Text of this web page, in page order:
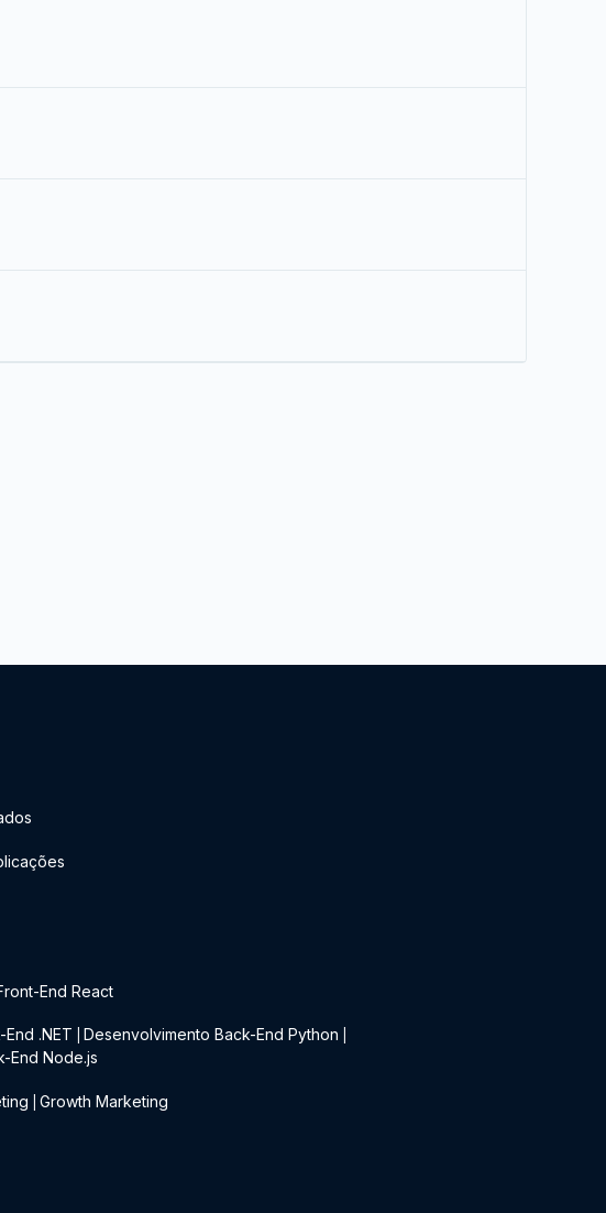
End React
.NET Desenvolvimento Back-End Python
End Node.js
Growth Marketing